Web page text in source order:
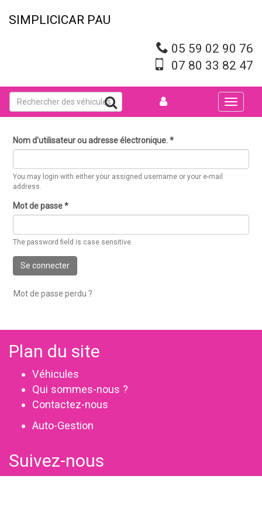
SIMPLICICAR PAU
05 59 02 90 76
07 80 33 82 47
Toggle
Nom d'utilisateur ou adresse électronique.*
You may login with either your assigned username or your e-mail
address.
Mot de passe*
The password field is case sensitive.
Se connecter
Mot de passe perdu ?
Plan du site
Véhicules
Qui sommes-nous ?
Contactez-nous
Auto-Gestion
Suivez-nous